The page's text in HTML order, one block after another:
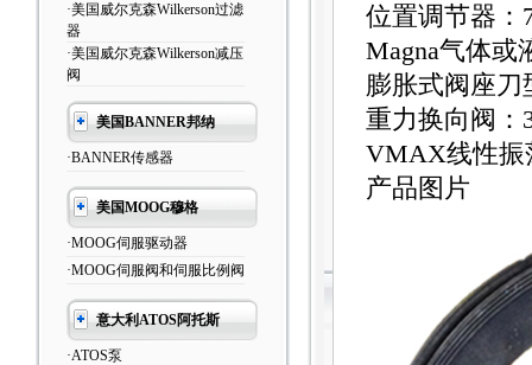
·美国威尔克森Wilkerson过滤
器
·美国威尔克森Wilkerson减压
阀
美国BANNER邦纳
·BANNER传感器
美国MOOG穆格
·MOOG伺服驱动器
·MOOG伺服阀和伺服比例阀
意大利ATOS阿托斯
·ATOS泵
位置调节器：
Magna气体或
膨胀式阀座刀
重力换向阀：
VMAX线性振
产品图片